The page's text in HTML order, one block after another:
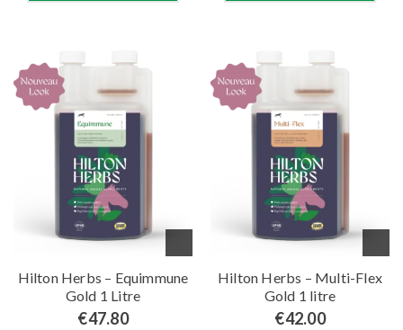
Hilton Herbs – Equimmune
Gold 1 Litre
€47.80
Hilton Herbs – Multi-Flex
Gold 1 litre
€42.00